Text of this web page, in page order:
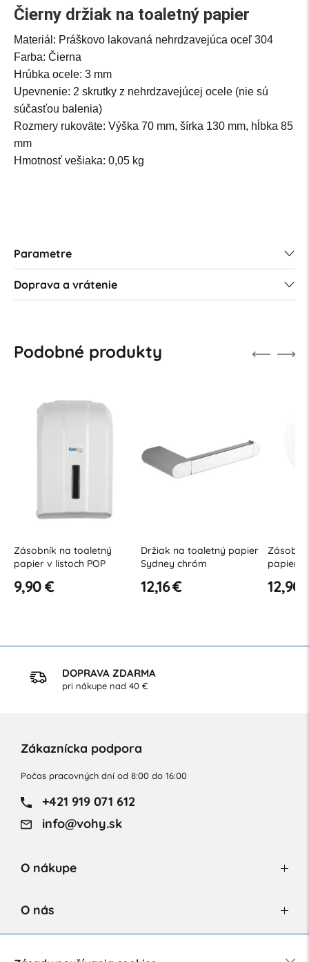
Čierny držiak na toaletný papier
Materiál: Práškovo lakovaná nehrdzavejúca oceľ 304
Farba: Čierna
Hrúbka ocele: 3 mm
Upevnenie: 2 skrutky z nehrdzavejúcej ocele (nie sú
súčasťou balenia)
Rozmery rukoväte: Výška 70 mm, šírka 130 mm, hĺbka 85
mm
Hmotnosť vešiaka: 0,05 kg
Parametre
Doprava a vrátenie
Podobné produkty
Držiak na toaletný papier
Sydney chróm
12,16 €
Zásobník na toaletný
papier ECO
12,90 €
DOPRAVA ZDARMA
pri nákupe nad 40 €
Zákaznícka podpora
Počas pracovných dní od 8:00 do 16:00
+421 919 071 612
info@vohy.sk
O nákupe
O nás